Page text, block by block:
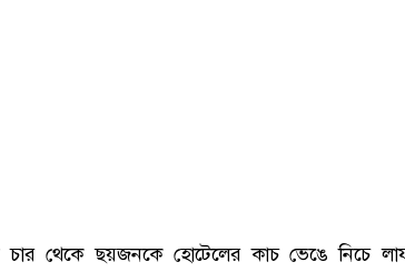
চার থেকে ছয়জনকে হোটেলের কাচ ভেঙে নিচে